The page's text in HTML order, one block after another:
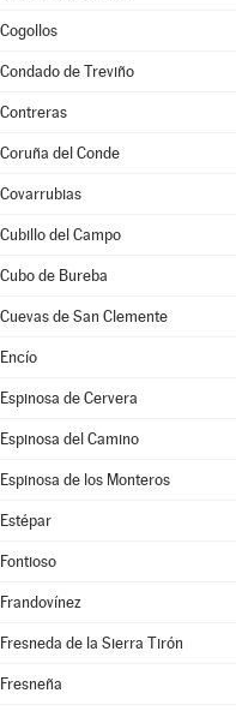
Cogollos
Condado de Treviño
Contreras
Coruña del Conde
Covarrubias
Cubillo del Campo
Cubo de Bureba
Cuevas de San Clemente
Encío
Espinosa de Cervera
Espinosa del Camino
Espinosa de los Monteros
Estépar
Fontioso
Frandovínez
Fresneda de la Sierra Tirón
Fresneña